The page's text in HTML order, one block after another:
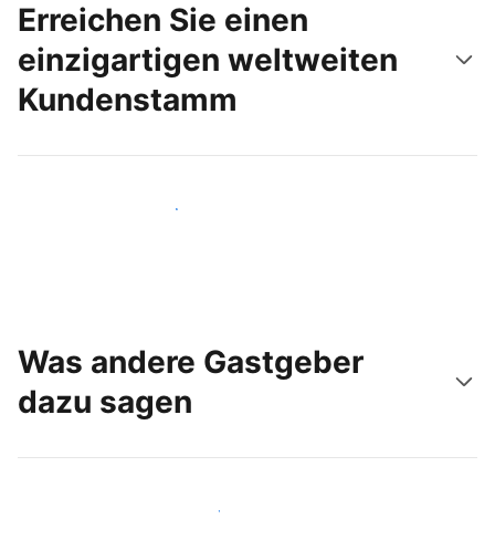
Erreichen Sie einen
einzigartigen weltweiten
Kundenstamm
Noch heute neue Gäste erreichen
Was andere Gastgeber
dazu sagen
Schließen Sie sich Gastgebern wie Ihnen an